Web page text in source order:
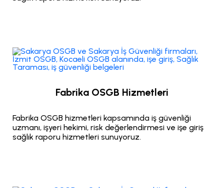
Fabrika OSGB Hizmetleri
Fabrika OSGB hizmetleri kapsamında iş güvenliği
uzmanı, işyeri hekimi, risk değerlendirmesi ve işe giriş
sağlık raporu hizmetleri sunuyoruz.